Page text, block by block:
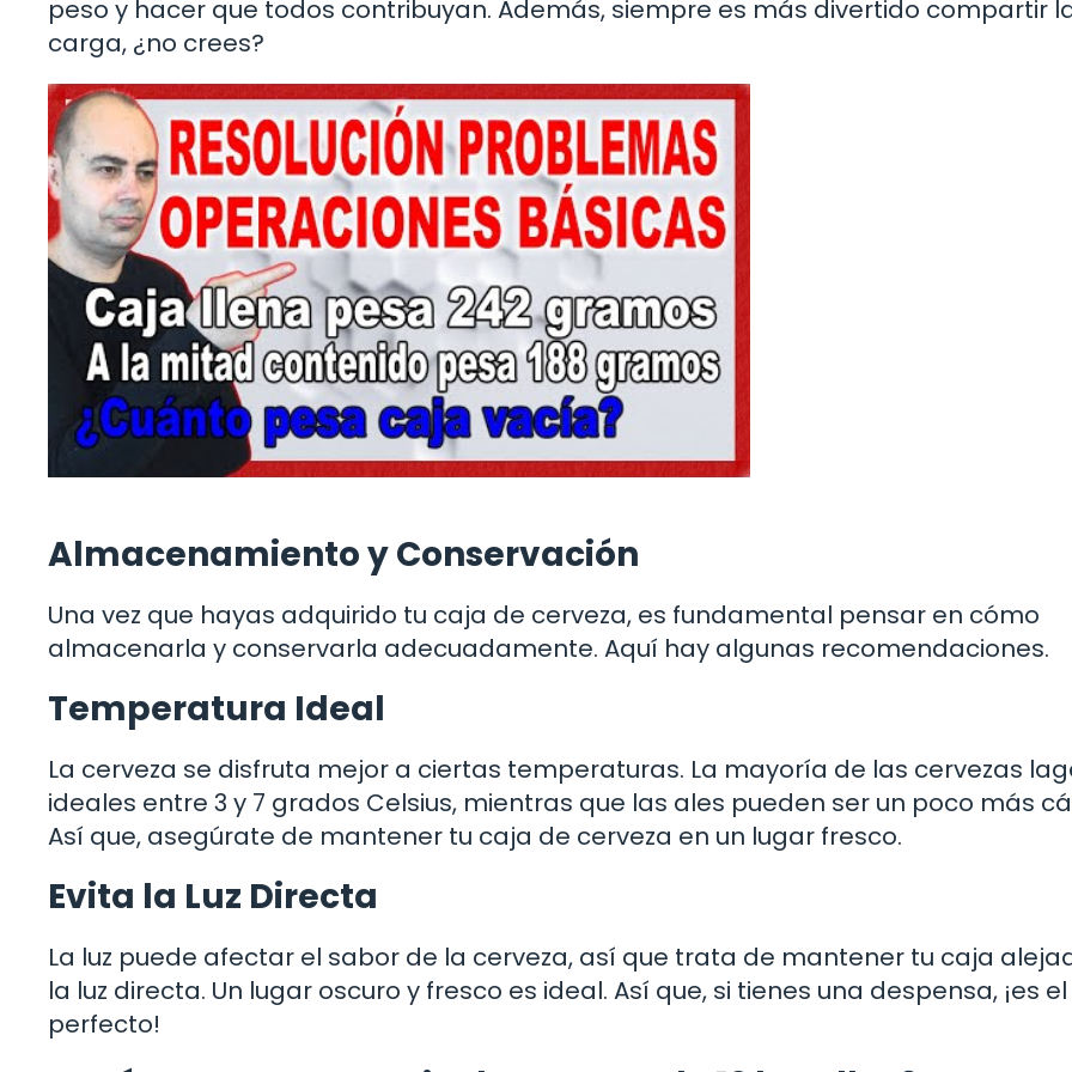
peso y hacer que todos contribuyan. Además, siempre es más divertido compartir
carga, ¿no crees?
Almacenamiento y Conservación
Una vez que hayas adquirido tu caja de cerveza, es fundamental pensar en cómo
almacenarla y conservarla adecuadamente. Aquí hay algunas recomendaciones.
Temperatura Ideal
La cerveza se disfruta mejor a ciertas temperaturas. La mayoría de las cervezas
ideales entre 3 y 7 grados Celsius, mientras que las ales pueden ser un poco más
Así que, asegúrate de mantener tu caja de cerveza en un lugar fresco.
Evita la Luz Directa
La luz puede afectar el sabor de la cerveza, así que trata de mantener tu caja
la luz directa. Un lugar oscuro y fresco es ideal. Así que, si tienes una despensa, ¡es
perfecto!